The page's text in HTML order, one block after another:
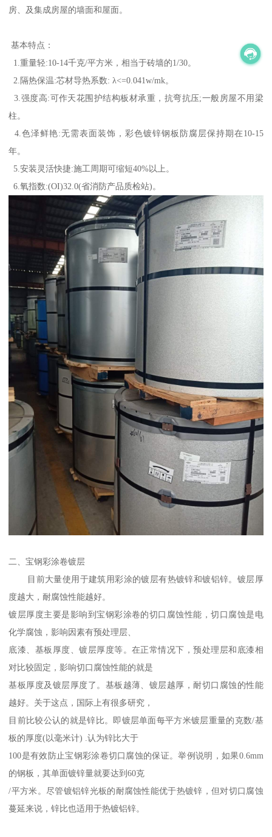
房、及集成房屋的墙面和屋面。
基本特点：
1.重量轻:10-14千克/平方米，相当于砖墙的1/30。
2.隔热保温:芯材导热系数: λ<=0.041w/mk。
3.强度高:可作天花围护结构板材承重，抗弯抗压;一般房屋不用梁
柱。
4.色泽鲜艳:无需表面装饰，彩色镀锌钢板防腐层保持期在10-15
年。
5.安装灵活快捷:施工周期可缩短40%以上。
6.氧指数:(OI)32.0(省消防产品质检站)。
二、宝钢彩涂卷镀层
目前大量使用于建筑用彩涂的镀层有热镀锌和镀铝锌。镀层厚
度越大，耐腐蚀性能越好。
镀层厚度主要是影响到宝钢彩涂卷的切口腐蚀性能，切口腐蚀是电
化学腐蚀，影响因素有预处理层、
底漆、基板厚度、镀层厚度等。在正常情况下，预处理层和底漆相
对比较固定，影响切口腐蚀性能的就是
基板厚度及镀层厚度了。基板越薄、镀层越厚，耐切口腐蚀的性能
越好。关于这点，国际上有很多研究，
目前比较公认的就是锌比。即镀层单面每平方米镀层重量的克数/基
板的厚度(以毫米计) .认为锌比大于
100是有效防止宝钢彩涂卷切口腐蚀的保证。举例说明，如果0.6mm
的钢板，其单面镀锌量就要达到60克
/平方米。尽管镀铝锌光板的耐腐蚀性能优于热镀锌，但对切口腐蚀
蔓延来说，锌比也适用于热镀铝锌。